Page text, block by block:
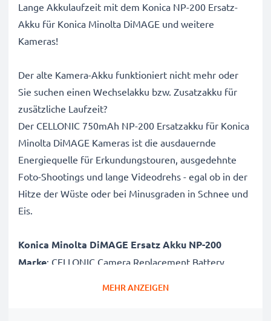
Lange Akkulaufzeit mit dem Konica NP-200 Ersatz-
Akku für Konica Minolta DiMAGE und weitere
Kameras!
Der alte Kamera-Akku funktioniert nicht mehr oder
Sie suchen einen Wechselakku bzw. Zusatzakku für
zusätzliche Laufzeit?
Der CELLONIC 750mAh NP-200 Ersatzakku für Konica
Minolta DiMAGE Kameras ist die ausdauernde
Energiequelle für Erkundungstouren, ausgedehnte
Foto-Shootings und lange Videodrehs - egal ob in der
Hitze der Wüste oder bei Minusgraden in Schnee und
Eis.
Konica Minolta DiMAGE Ersatz Akku NP-200
Marke: CELLONIC Camera Replacement Battery
MEHR ANZEIGEN